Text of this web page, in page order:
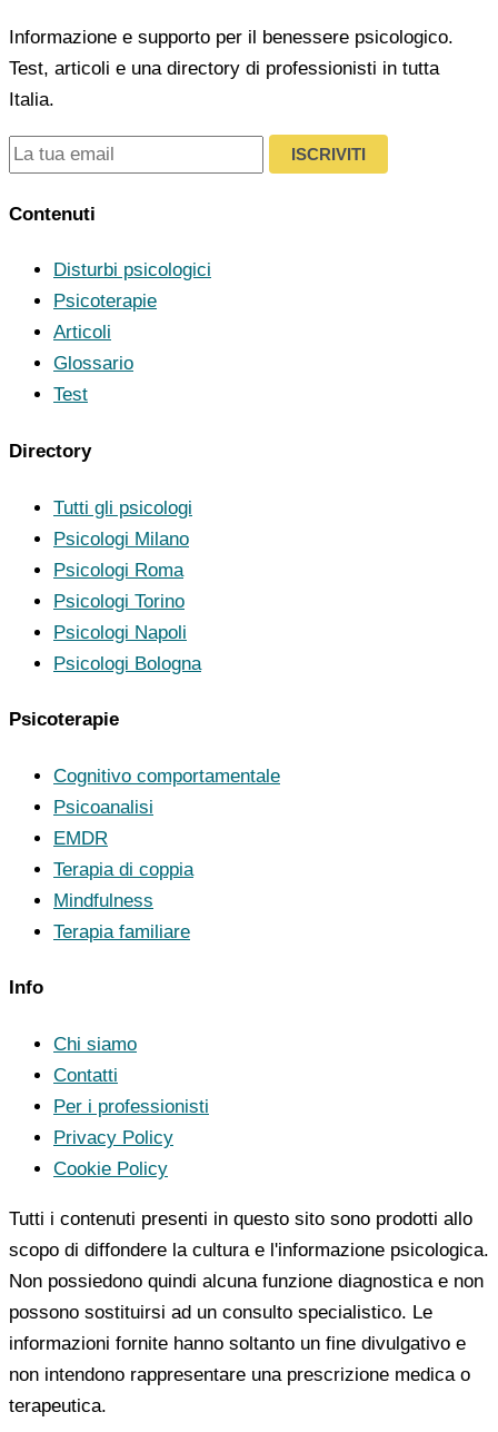
Informazione e supporto per il benessere psicologico.
Test, articoli e una directory di professionisti in tutta
Italia.
ISCRIVITI
Contenuti
Disturbi psicologici
Psicoterapie
Articoli
Glossario
Test
Directory
Tutti gli psicologi
Psicologi Milano
Psicologi Roma
Psicologi Torino
Psicologi Napoli
Psicologi Bologna
Psicoterapie
Cognitivo comportamentale
Psicoanalisi
EMDR
Terapia di coppia
Mindfulness
Terapia familiare
Info
Chi siamo
Contatti
Per i professionisti
Privacy Policy
Cookie Policy
Tutti i contenuti presenti in questo sito sono prodotti allo
scopo di diffondere la cultura e l'informazione psicologica.
Non possiedono quindi alcuna funzione diagnostica e non
possono sostituirsi ad un consulto specialistico. Le
informazioni fornite hanno soltanto un fine divulgativo e
non intendono rappresentare una prescrizione medica o
terapeutica.